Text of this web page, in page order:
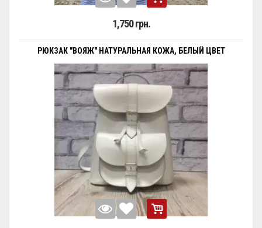
1,750 грн.
РЮКЗАК "ВОЯЖ" НАТУРАЛЬНАЯ КОЖА, БЕЛЫЙ ЦВЕТ